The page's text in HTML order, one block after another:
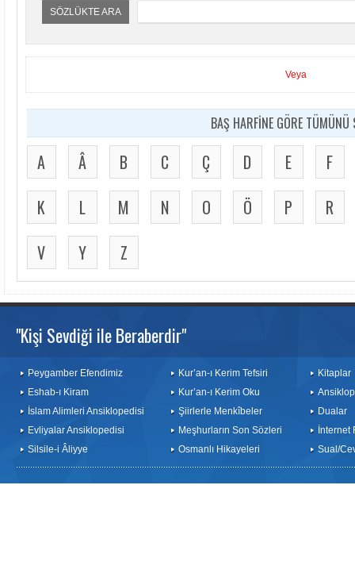
SÖZLÜKTE ARA
Veya
BAŞ HARFİNE GÖRE TÜMÜNÜ
A Â B C Ç D E
F
K
L M N O Ö P
R
V
Y Z
"Kişi Sevdiği ile Beraberdir"
Peygamber Efendimiz
Eshab-ı Kiram
İslam Alimleri Ansiklopedisi
Evliyalar Ansiklopedisi
Silsile-i Âliyye
Kur’an-ı Kerim Tefsiri
Kur’an-ı Kerim Oku
Şiirlerle Menkîbeler
Meşhurların Son Sözleri
Osmanlı Hikayeleri
Kitaplar
Dualar
İnternet
Sual/